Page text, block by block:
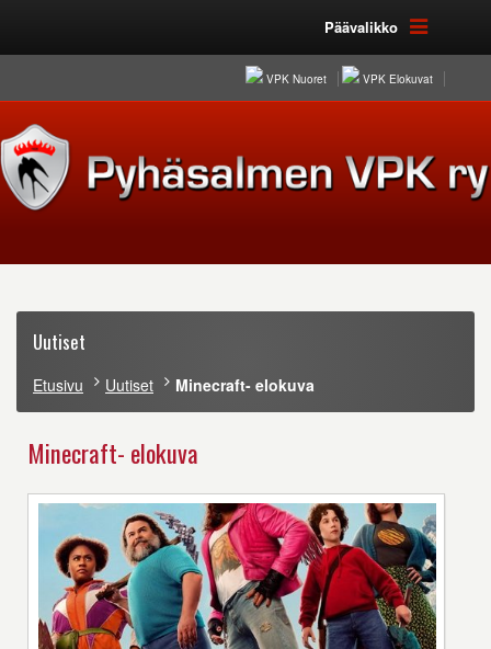
Päävalikko
VPK Nuoret VPK Elokuvat
Uutiset
Etusivu Uutiset Minecraft- elokuva
Minecraft- elokuva